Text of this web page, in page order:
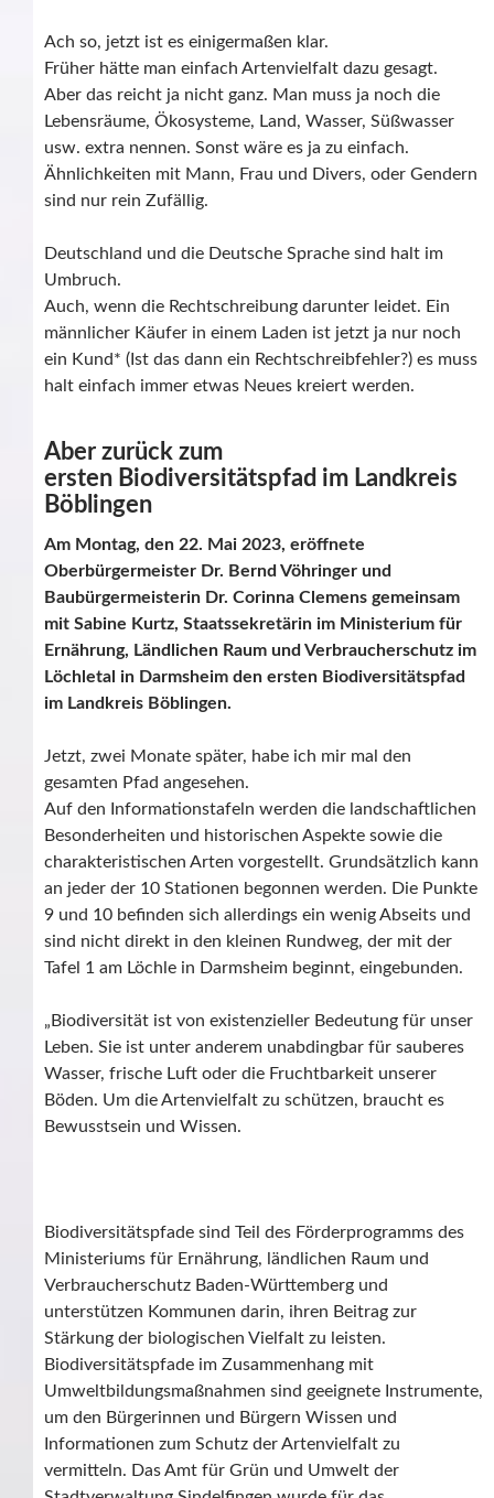
Ach so, jetzt ist es einigermaßen klar.
Früher hätte man einfach Artenvielfalt dazu gesagt.
Aber das reicht ja nicht ganz. Man muss ja noch die
Lebensräume, Ökosysteme, Land, Wasser, Süßwasser
usw. extra nennen. Sonst wäre es ja zu einfach.
Ähnlichkeiten mit Mann, Frau und Divers, oder Gendern
sind nur rein Zufällig.
Deutschland und die Deutsche Sprache sind halt im
Umbruch.
Auch, wenn die Rechtschreibung darunter leidet. Ein
männlicher Käufer in einem Laden ist jetzt ja nur noch
ein Kund* (Ist das dann ein Rechtschreibfehler?) es muss
halt einfach immer etwas Neues kreiert werden.
Aber zurück zum
ersten Biodiversitätspfad im Landkreis
Böblingen
Am Montag, den 22. Mai 2023, eröffnete
Oberbürgermeister Dr. Bernd Vöhringer und
Baubürgermeisterin Dr. Corinna Clemens gemeinsam
mit Sabine Kurtz, Staatssekretärin im Ministerium für
Ernährung, Ländlichen Raum und Verbraucherschutz im
Löchletal in Darmsheim den ersten Biodiversitätspfad
im Landkreis Böblingen.
Jetzt, zwei Monate später, habe ich mir mal den
gesamten Pfad angesehen.
Auf den Informationstafeln werden die landschaftlichen
Besonderheiten und historischen Aspekte sowie die
charakteristischen Arten vorgestellt. Grundsätzlich kann
an jeder der 10 Stationen begonnen werden. Die Punkte
9 und 10 befinden sich allerdings ein wenig Abseits und
sind nicht direkt in den kleinen Rundweg, der mit der
Tafel 1 am Löchle in Darmsheim beginnt, eingebunden.
„Biodiversität ist von existenzieller Bedeutung für unser
Leben. Sie ist unter anderem unabdingbar für sauberes
Wasser, frische Luft oder die Fruchtbarkeit unserer
Böden. Um die Artenvielfalt zu schützen, braucht es
Bewusstsein und Wissen.
Biodiversitätspfade sind Teil des Förderprogramms des
Ministeriums für Ernährung, ländlichen Raum und
Verbraucherschutz Baden-Württemberg und
unterstützen Kommunen darin, ihren Beitrag zur
Stärkung der biologischen Vielfalt zu leisten.
Biodiversitätspfade im Zusammenhang mit
Umweltbildungsmaßnahmen sind geeignete Instrumente,
um den Bürgerinnen und Bürgern Wissen und
Informationen zum Schutz der Artenvielfalt zu
vermitteln. Das Amt für Grün und Umwelt der